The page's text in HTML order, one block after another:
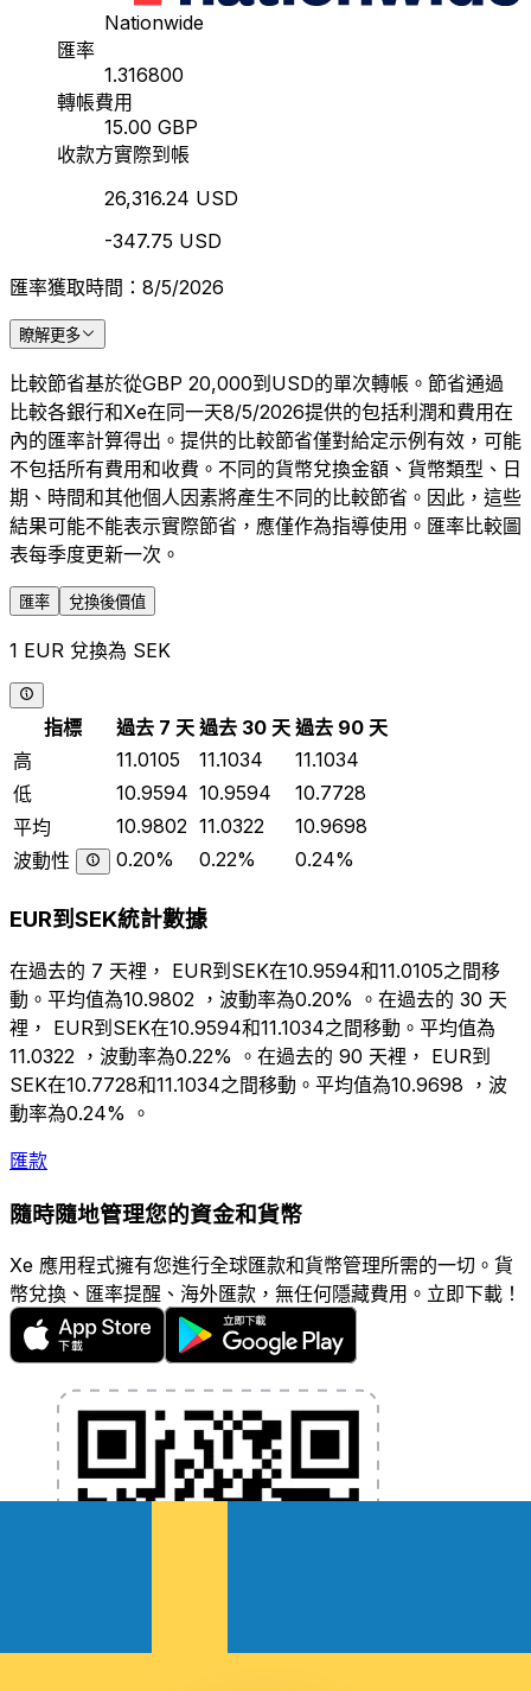
Nationwide
匯率
1.316800
轉帳費用
15.00 GBP
收款方實際到帳
26,316.24 USD
-347.75 USD
匯率獲取時間：8/5/2026
瞭解更多
比較節省基於從GBP 20,000到USD的單次轉帳。節省通過
比較各銀行和Xe在同一天8/5/2026提供的包括利潤和費用在
內的匯率計算得出。提供的比較節省僅對給定示例有效，可能
不包括所有費用和收費。不同的貨幣兌換金額、貨幣類型、日
期、時間和其他個人因素將產生不同的比較節省。因此，這些
結果可能不能表示實際節省，應僅作為指導使用。匯率比較圖
表每季度更新一次。
匯率 兌換後價值
1 EUR 兌換為 SEK
指標 過去 7 天 過去 30 天 過去 90 天
高
11.0105 11.1034
11.1034
低
10.9594 10.9594
10.7728
平均
10.9802 11.0322
10.9698
波動性
0.20% 0.22% 0.24%
EUR到SEK統計數據
在過去的 7 天裡， EUR到SEK在10.9594和11.0105之間移
動。平均值為10.9802 ，波動率為0.20% 。在過去的 30 天
裡， EUR到SEK在10.9594和11.1034之間移動。平均值為
11.0322 ，波動率為0.22% 。在過去的 90 天裡， EUR到
SEK在10.7728和11.1034之間移動。平均值為10.9698 ，波
動率為0.24% 。
匯款
隨時隨地管理您的資金和貨幣
Xe 應用程式擁有您進行全球匯款和貨幣管理所需的一切。貨
幣兌換、匯率提醒、海外匯款，無任何隱藏費用。立即下載！